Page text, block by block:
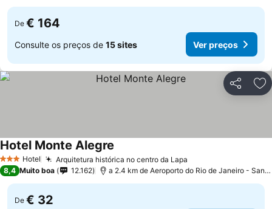
De € 164
Consulte os preços de 15 sites Ver preços
Partilhar
3 EstrelasHotel Arquitetura histórica no centro da Lapa
Hotel Monte Alegre
8,4 Muito boa 12.162 a 2.4 km de Aeroporto do Rio de Janeiro - Santos Dumont
De € 32